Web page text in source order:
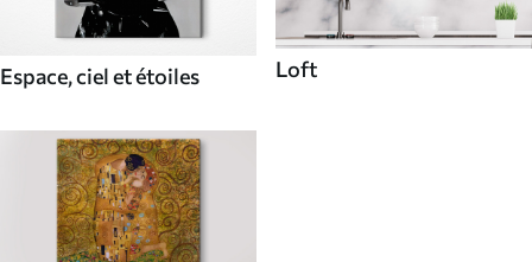
Espace, ciel et étoiles Loft